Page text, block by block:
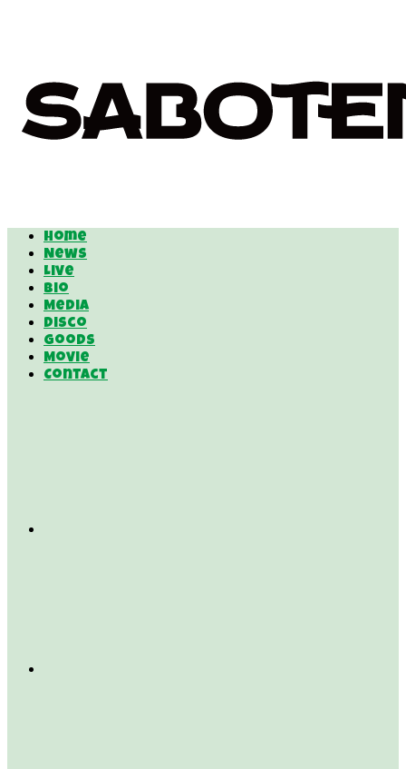
Home
News
Live
Bio
Media
Disco
Goods
Movie
Contact